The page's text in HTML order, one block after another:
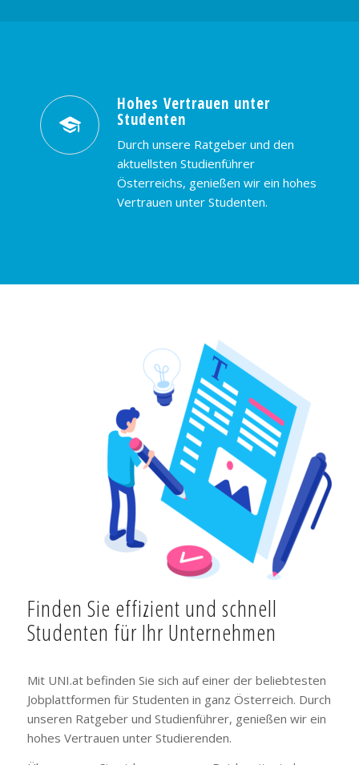
Hohes Vertrauen unter
Studenten
Durch unsere Ratgeber und den
aktuellsten Studienführer
Österreichs, genießen wir ein hohes
Vertrauen unter Studenten.
Finden Sie effizient und schnell
Studenten für Ihr Unternehmen
Mit UNI.at befinden Sie sich auf einer der beliebtesten
Jobplattformen für Studenten in ganz Österreich. Durch
unseren Ratgeber und Studienführer, genießen wir ein
hohes Vertrauen unter Studierenden.